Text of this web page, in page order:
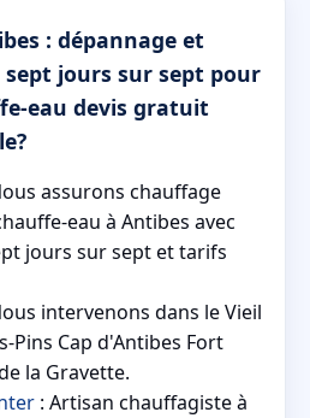
: dépannage et
jours sur sept pour
eau devis gratuit
assurons chauffage
eau à Antibes avec
jours sur sept et tarifs
intervenons dans le Vieil
Pins Cap d'Antibes Fort
la Gravette.
: Artisan chauffagiste à